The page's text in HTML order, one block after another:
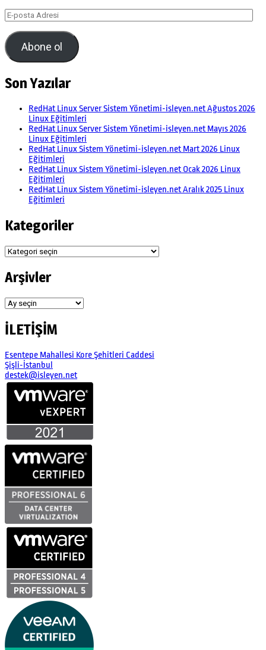
E-
posta
Adresi
Abone ol
Son Yazılar
RedHat Linux Server Sistem Yönetimi-isleyen.net Ağustos 2026
Linux Eğitimleri
RedHat Linux Server Sistem Yönetimi-isleyen.net Mayıs 2026
Linux Eğitimleri
RedHat Linux Sistem Yönetimi-isleyen.net Mart 2026 Linux
Eğitimleri
RedHat Linux Sistem Yönetimi-isleyen.net Ocak 2026 Linux
Eğitimleri
RedHat Linux Sistem Yönetimi-isleyen.net Aralık 2025 Linux
Eğitimleri
Kategoriler
Kategoriler
Arşivler
Arşivler
İLETİŞİM
Esentepe Mahallesi Kore Şehitleri Caddesi
Şişli-İstanbul
destek@isleyen.net